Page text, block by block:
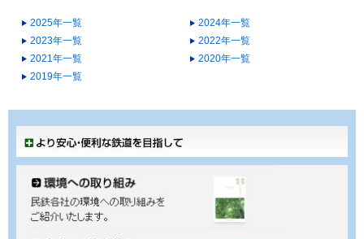
2025年一覧
2024年一覧
2023年一覧
2022年一覧
2021年一覧
2020年一覧
2019年一覧